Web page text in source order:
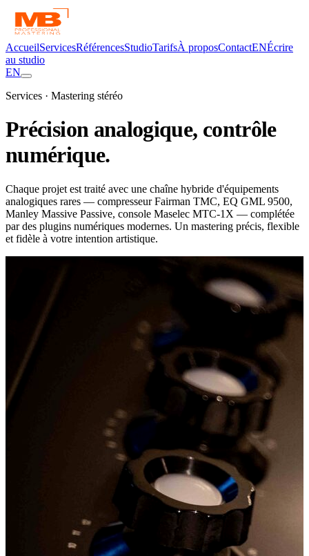
AccueilServicesRéférencesStudioTarifsÀ proposContactENÉcrire
au studio
EN
Services · Mastering stéréo
Précision analogique, contrôle
numérique.
Chaque projet est traité avec une chaîne hybride d'équipements
analogiques rares — compresseur Fairman TMC, EQ GML 9500,
Manley Massive Passive, console Maselec MTC-1X — complétée
par des plugins numériques modernes. Un mastering précis, flexible
et fidèle à votre intention artistique.